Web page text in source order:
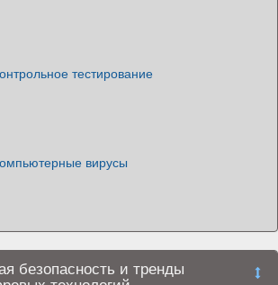
тестирование
вирусы
безопасность и тренды